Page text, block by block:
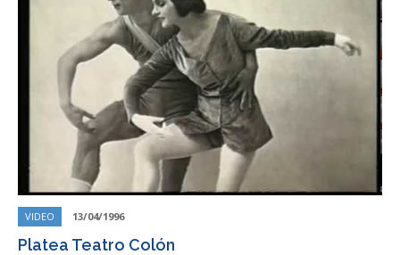
VIDEO 13/04/1996
Platea Teatro Colón